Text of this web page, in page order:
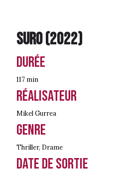
Suro(2022)
Durée
117 min
Réalisateur
Mikel Gurrea
Genre
Thriller, Drame
Date de sortie